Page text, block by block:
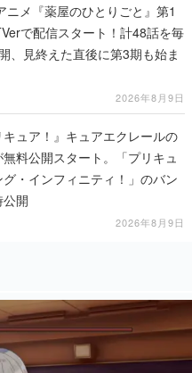
ニメ『薬屋のひとりごと』第1
で配信スタート！計48話を毎
、見終えた直後に第3期も始ま
2026年8月9日
キュア！』キュアエクレールの
料公開スタート。「プリキュ
・インフィニティ！」のバン
開
2026年8月9日